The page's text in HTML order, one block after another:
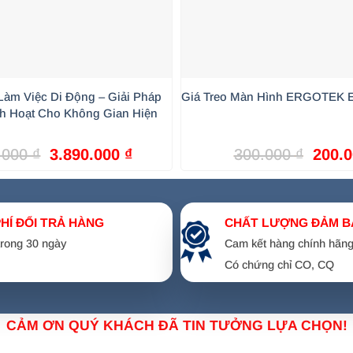
dài
Việc Di Động – Giải Pháp
Hoạt Cho Không Gian Hiện
₫ Giá
4.200.000 ₫.
3.890.000 ₫Giá
là:
3.890.000 ₫.
Giá Treo Màn Hình ERGOTEK
300.000₫
Giá
ĐỔI TRẢ HÀNG
30 ngày
CHẤT LƯỢNG ĐẢM
Cam kết hàng chính hãng
Có chứng chỉ CO, CQ
CẢM ƠN QUÝ KHÁCH ĐÃ TIN TƯỞNG LỰA CHỌN!